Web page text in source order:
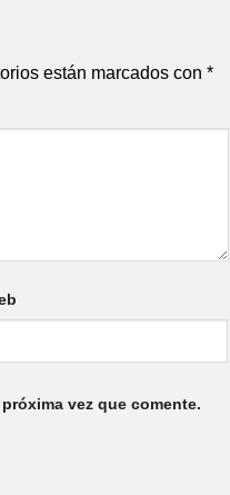
están marcados con *
vez que comente.